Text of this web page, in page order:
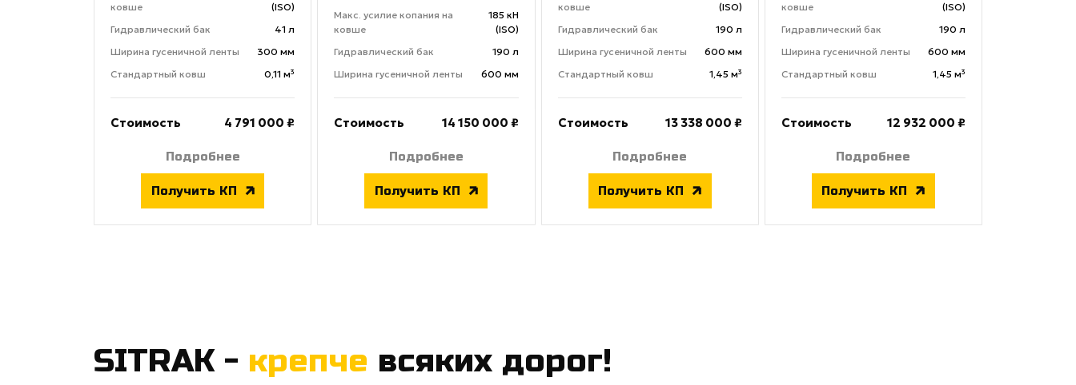
ковше
(ISO)
Гидравлический бак
41 л
Ширина гусеничной ленты
300 мм
Стандартный ковш
0,11 м³
Стоимость 4 791 000 ₽
Подробнее
Получить КП
Макс. усилие копания на
ковше
185 кН
(ISO)
Гидравлический бак
190 л
Ширина гусеничной ленты
600 мм
Стоимость 14 150 000 ₽
Подробнее
Получить КП
ковше
(ISO)
Гидравлический бак
190 л
Ширина гусеничной ленты
600 мм
Стандартный ковш
1,45 м³
Стоимость 13 338 000 ₽
Подробнее
Получить КП
ковше
(ISO)
Гидравлический бак
190 л
Ширина гусеничной ленты
600 мм
Стандартный ковш
1,45 м³
Стоимость 12 932 000 ₽
Подробнее
Получить КП
SITRAK - крепче всяких дорог!